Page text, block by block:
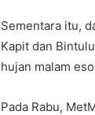
Sementara itu,
Kapit dan
hujan malam
Pada Rabu,